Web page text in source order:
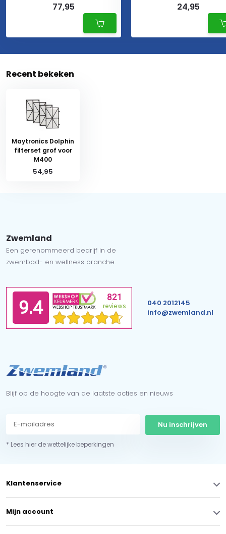
77,95 24,95
Recent bekeken
Maytronics Dolphin
filterset grof voor
M400
54,95
Zwemland
Een gerenommeerd bedrijf in de
zwembad- en wellness branche.
040 2012145
info@zwemland.nl
Blijf op de hoogte van de laatste acties en nieuws
Nu inschrijven
* Lees hier de wettelijke beperkingen
Klantenservice
Mijn account